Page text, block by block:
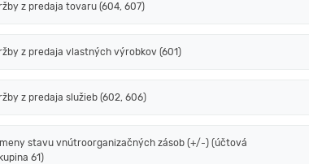
z predaja tovaru (604, 607)
z predaja vlastných výrobkov (601)
z predaja služieb (602, 606)
stavu vnútroorganizačných zásob (+/-) (účtová
61)